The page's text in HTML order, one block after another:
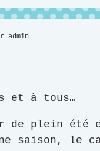
admin
et à tous…
de plein été
saison, le